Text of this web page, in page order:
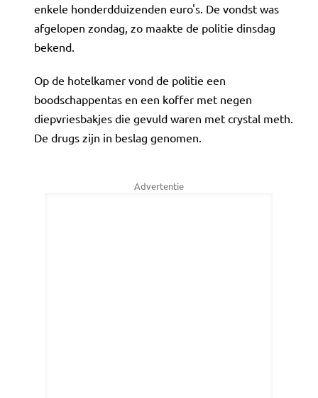
enkele honderdduizenden euro's. De vondst was
afgelopen zondag, zo maakte de politie dinsdag
bekend.
Op de hotelkamer vond de politie een
boodschappentas en een koffer met negen
diepvriesbakjes die gevuld waren met crystal meth.
De drugs zijn in beslag genomen.
Advertentie